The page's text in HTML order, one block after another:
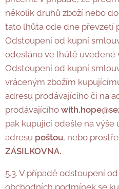
několik druhů zboží nebo
tato lhůta ode dne převzetí
Odstoupení od kupní
odesláno ve lhůtě uvedené
Odstoupení od kupní
vráceným zbožím
adresu prodávajícího či na
prodávajícího
pak kupující odešle na
adresu poštou, nebo
ZÁSILKOVNA.
5.3. V případě odstoupení
obchodních podmínek se